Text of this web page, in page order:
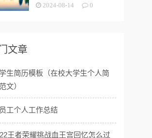
进个人
2024-08-14 0
文章
生简历模板（在校大学生个人简
文）
工个人工作总结
王者荣耀挑战血王宫回忆怎么过